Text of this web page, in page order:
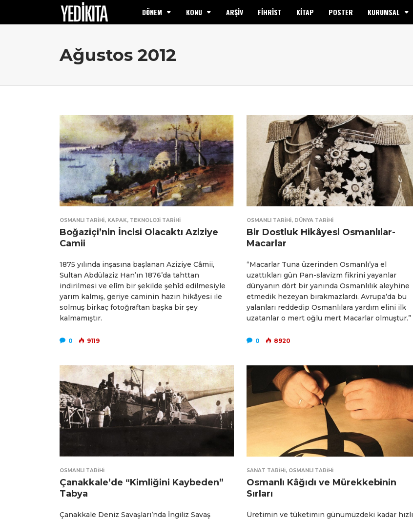
DÖNEM KONU ARŞİV FİHRİST KİTAP POSTER KURUMSAL
Ağustos 2012
OSMANLI TARIHI, KAPAK, TEKNOLOJI TARIHI
Boğaziçi’nin İncisi Olacaktı Aziziye
Camii
1875 yılında inşasına başlanan Aziziye Câmii,
Sultan Abdülaziz Han’ın 1876’da tahttan
indirilmesi ve elîm bir şekilde şehîd edilmesiyle
yarım kalmış, geriye caminin hazin hikâyesi ile
solmuş birkaç fotoğraftan başka bir şey
kalmamıştır.
0 9119
OSMANLI TARIHI, DÜNYA TARIHI
Bir Dostluk Hikâyesi Osmanlılar-
Macarlar
“Macarlar Tuna üzerinden Osmanlı’ya el
uzattıkları gün Pan-slavizm fikrini yayanlar
dünyanın dört bir yanında Osmanlılık aleyhine
etmedik hezeyan bırakmazlardı. Avrupa’da bu
yalanları reddedip Osmanlılara yardım elini ilk
uzatanlar o mert oğlu mert Macarlar olmuştur.”
0 8920
OSMANLI TARIHI
Çanakkale’de “Kimliğini Kaybeden”
Tabya
Çanakkale Deniz Savaşları’nda İngiliz Savaş
SANAT TARIHI, OSMANLI TARIHI
Osmanlı Kâğıdı ve Mürekkebinin
Sırları
Üretimin ve tüketimin günümüzdeki kadar hızlı